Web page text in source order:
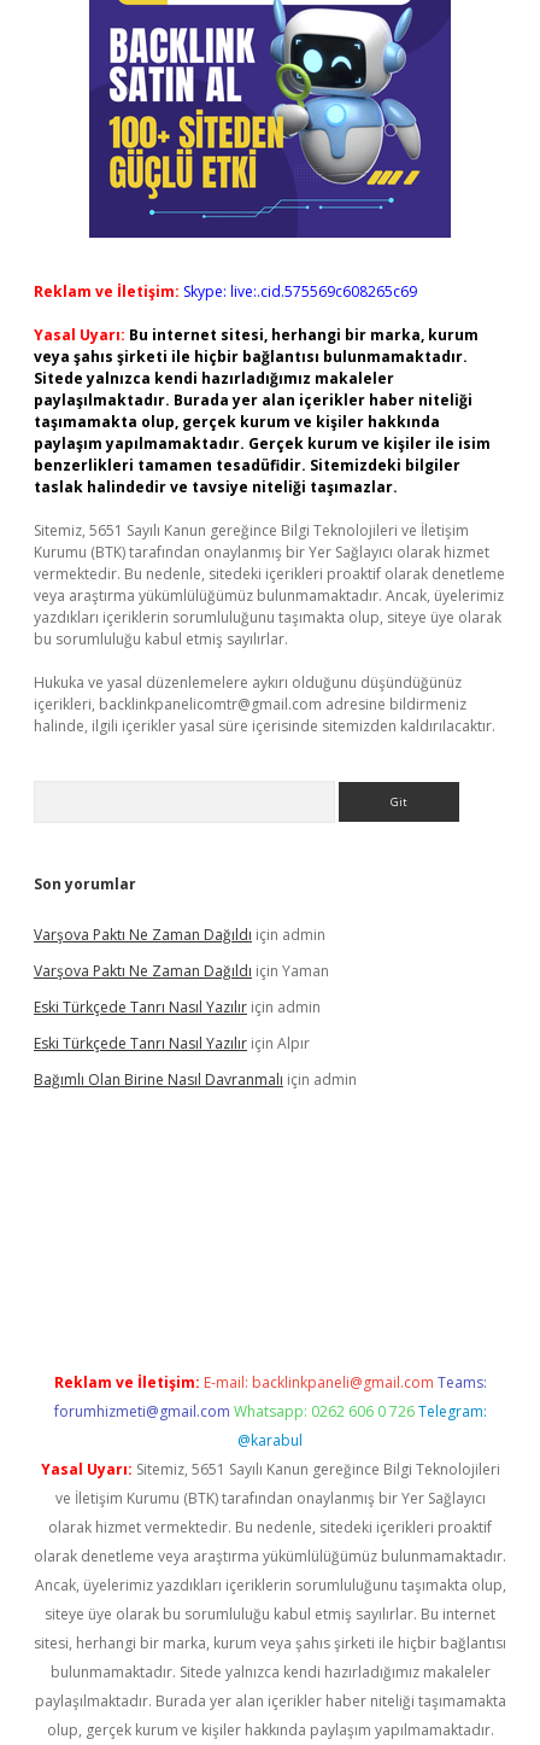
Reklam ve İletişim: Skype: live:.cid.575569c608265c69
Yasal Uyarı: Bu internet sitesi, herhangi bir marka, kurum
veya şahıs şirketi ile hiçbir bağlantısı bulunmamaktadır.
Sitede yalnızca kendi hazırladığımız makaleler
paylaşılmaktadır. Burada yer alan içerikler haber niteliği
taşımamakta olup, gerçek kurum ve kişiler hakkında
paylaşım yapılmamaktadır. Gerçek kurum ve kişiler ile isim
benzerlikleri tamamen tesadüfidir. Sitemizdeki bilgiler
taslak halindedir ve tavsiye niteliği taşımazlar.
Sitemiz, 5651 Sayılı Kanun gereğince Bilgi Teknolojileri ve İletişim
Kurumu (BTK) tarafından onaylanmış bir Yer Sağlayıcı olarak hizmet
vermektedir. Bu nedenle, sitedeki içerikleri proaktif olarak denetleme
veya araştırma yükümlülüğümüz bulunmamaktadır. Ancak, üyelerimiz
yazdıkları içeriklerin sorumluluğunu taşımakta olup, siteye üye olarak
bu sorumluluğu kabul etmiş sayılırlar.
Hukuka ve yasal düzenlemelere aykırı olduğunu düşündüğünüz
içerikleri, backlinkpanelicomtr@gmail.com adresine bildirmeniz
halinde, ilgili içerikler yasal süre içerisinde sitemizden kaldırılacaktır.
Son yorumlar
Varşova Paktı Ne Zaman Dağıldı için admin
Varşova Paktı Ne Zaman Dağıldı için Yaman
Eski Türkçede Tanrı Nasıl Yazılır için admin
Eski Türkçede Tanrı Nasıl Yazılır için Alpır
Bağımlı Olan Birine Nasıl Davranmalı için admin
Reklam ve İletişim: E-mail: backlinkpaneli@gmail.com Teams:
forumhizmeti@gmail.com Whatsapp: 0262 606 0 726 Telegram:
@karabul
Yasal Uyarı: Sitemiz, 5651 Sayılı Kanun gereğince Bilgi Teknolojileri
ve İletişim Kurumu (BTK) tarafından onaylanmış bir Yer Sağlayıcı
olarak hizmet vermektedir. Bu nedenle, sitedeki içerikleri proaktif
olarak denetleme veya araştırma yükümlülüğümüz bulunmamaktadır.
Ancak, üyelerimiz yazdıkları içeriklerin sorumluluğunu taşımakta olup,
siteye üye olarak bu sorumluluğu kabul etmiş sayılırlar. Bu internet
sitesi, herhangi bir marka, kurum veya şahıs şirketi ile hiçbir bağlantısı
bulunmamaktadır. Sitede yalnızca kendi hazırladığımız makaleler
paylaşılmaktadır. Burada yer alan içerikler haber niteliği taşımamakta
olup, gerçek kurum ve kişiler hakkında paylaşım yapılmamaktadır.